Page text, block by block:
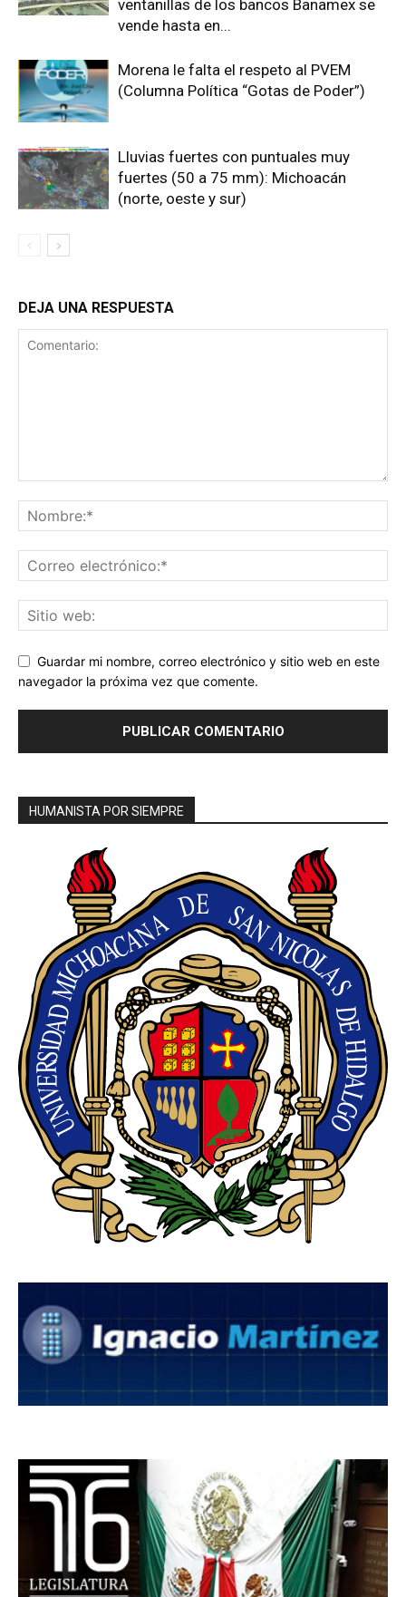
ventanillas de los bancos Banamex se
vende hasta en...
Morena le falta el respeto al PVEM
(Columna Política “Gotas de Poder”)
Lluvias fuertes con puntuales muy
fuertes (50 a 75 mm): Michoacán
(norte, oeste y sur)
DEJA UNA RESPUESTA
Guardar mi nombre, correo electrónico y sitio web en este
navegador la próxima vez que comente.
HUMANISTA POR SIEMPRE